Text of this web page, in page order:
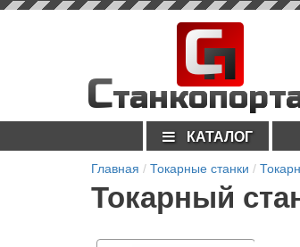
п
С
С
КАТАЛОГ
Главная Токарные станки
Токарный